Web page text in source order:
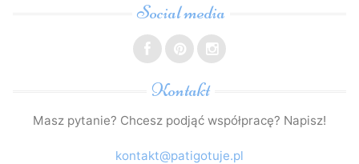
Social media
Kontakt
Masz pytanie? Chcesz podjąć współpracę? Napisz!
kontakt@patigotuje.pl